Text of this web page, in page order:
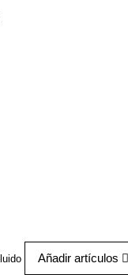
Añadir artículos